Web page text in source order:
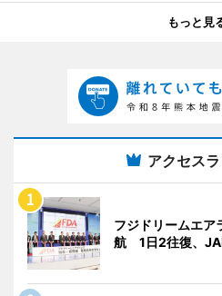
もっと見
アクセス
フジドリームエア
航 1日2往復、